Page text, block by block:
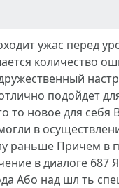
ужас перед
количество
подойдет
то новое для себя
в
раньше Причем в
в диалоге 687
Або над шл ть